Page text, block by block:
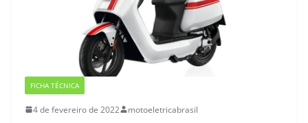
FICHA TÉCNICA
4 de fevereiro de 2022 motoeletricabrasil